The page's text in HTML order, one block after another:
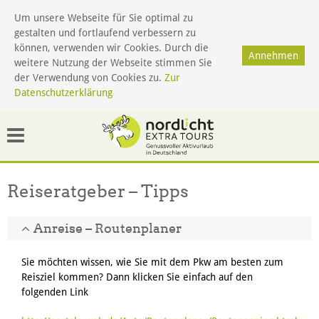
Menü
Reiseratgeber – Tipps
Anreise – Routenplaner
Sie möchten wissen, wie Sie mit dem Pkw am besten zum
Reisziel kommen? Dann klicken Sie einfach auf den
folgenden Link
Um unsere Webseite für Sie optimal zu
gestalten und fortlaufend verbessern zu
können, verwenden wir Cookies. Durch die
weitere Nutzung der Webseite stimmen Sie
der Verwendung von Cookies zu. Zur
Datenschutzerklärung
Annehmen